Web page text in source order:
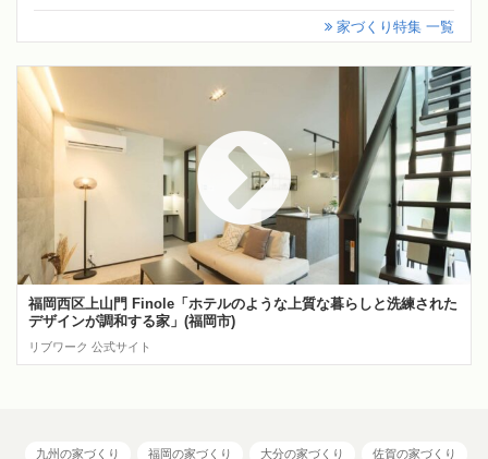
家づくり特集 一覧
福岡西区上山門 Finole「ホテルのような上質な暮らしと洗練された
デザインが調和する家」(福岡市)
リブワーク 公式サイト
九州の家づくり 福岡の家づくり 大分の家づくり 佐賀の家づくり